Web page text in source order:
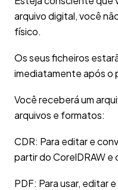
arquivo digital, você
físico.
Os seus ficheiros
imediatamente após o
Você receberá um
arquivos e formatos:
CDR: Para editar e
partir do CorelDRAW e
PDF: Para usar, editar